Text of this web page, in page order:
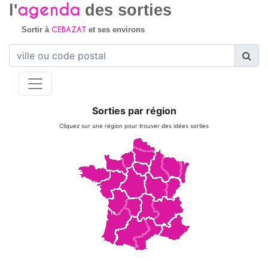
l'agenda des sorties
Sortir à CEBAZATet ses environs
Sorties par région
Cliquez sur une région pour trouver des idées sorties